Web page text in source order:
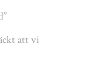
att vi